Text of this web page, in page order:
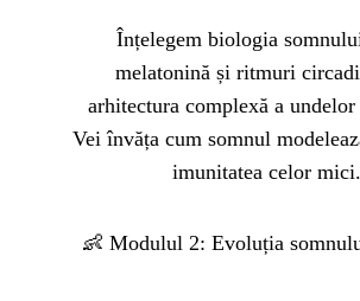
Înțelegem biologia
melatonină și ritmuri
arhitectura complexă a undelor
Vei învăța cum somnul
imunitatea celor mici.
👶 Modulul 2: Evoluția